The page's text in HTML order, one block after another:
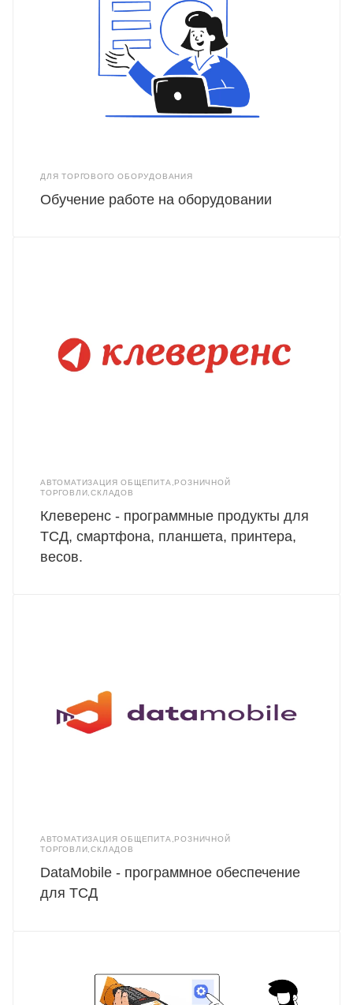
ДЛЯ ТОРГОВОГО ОБОРУДОВАНИЯ
Обучение работе на оборудовании
АВТОМАТИЗАЦИЯ ОБЩЕПИТА,РОЗНИЧНОЙ
ТОРГОВЛИ,СКЛАДОВ
Клеверенс - программные продукты для
ТСД, смартфона, планшета, принтера,
весов.
АВТОМАТИЗАЦИЯ ОБЩЕПИТА,РОЗНИЧНОЙ
ТОРГОВЛИ,СКЛАДОВ
DataMobile - программное обеспечение
для ТСД